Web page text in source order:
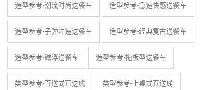
造型参考-潮流时尚送餐车 造型参考-急速快感送餐车
造型参考-子弹冲速送餐车 造型参考-经典复古送餐车
造型参考-磁浮送餐车 造型参考-拖板型送餐车
类型参考-直送式直送线 类型参考-上桌式直送线